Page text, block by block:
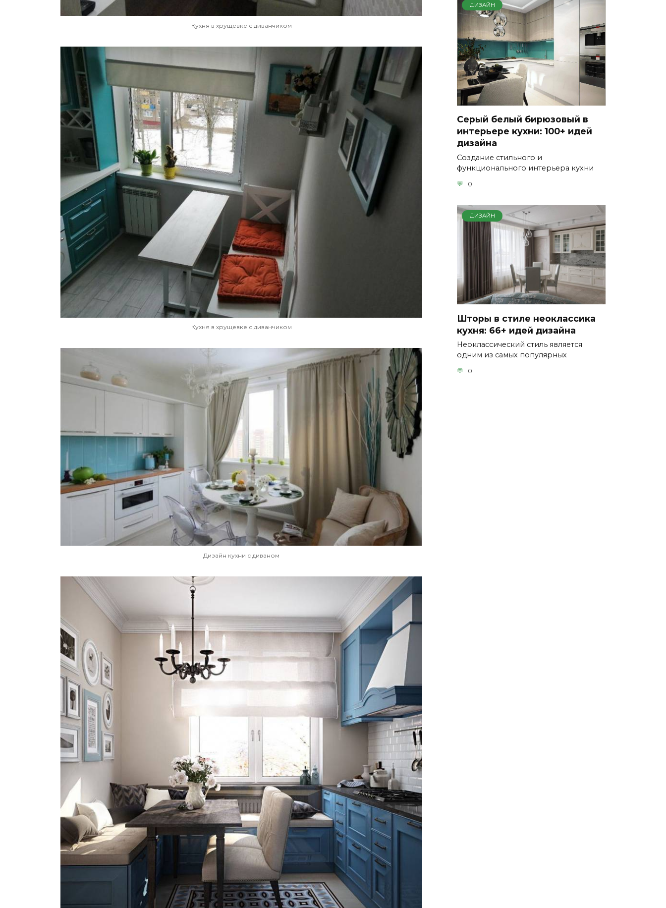
Кухня в хрущевке с диванчиком
Кухня в хрущевке с диванчиком
Дизайн кухни с диваном
ДИЗАЙН
Серый белый бирюзовый в
интерьере кухни: 100+ идей
дизайна
Создание стильного и
функционального интерьера кухни
0
ДИЗАЙН
Шторы в стиле неоклассика
кухня: 66+ идей дизайна
Неоклассический стиль является
одним из самых популярных
0